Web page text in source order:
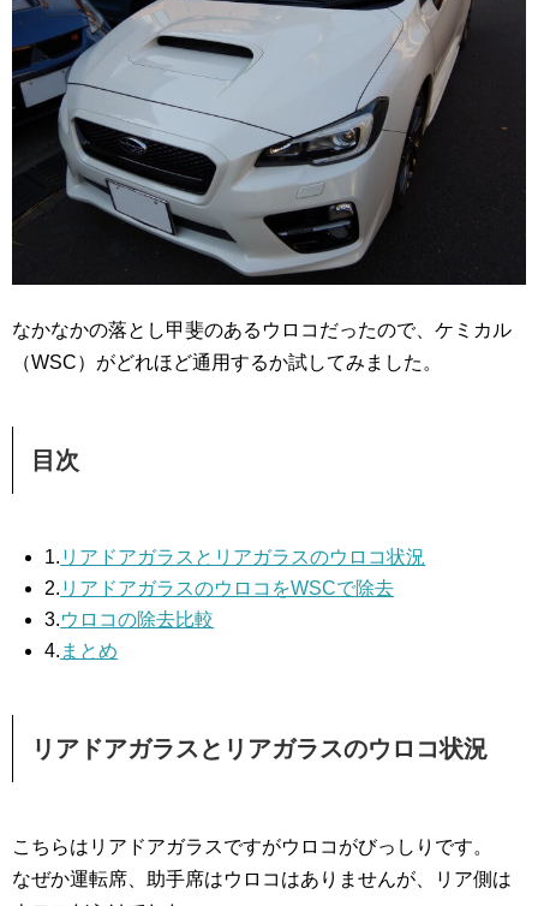
なかなかの落とし甲斐のあるウロコだったので、ケミカル
（WSC）がどれほど通用するか試してみました。
目次
1. リアドアガラスとリアガラスのウロコ状況
2. リアドアガラスのウロコをWSCで除去
3.ウロコの除去比較
4. まとめ
リアドアガラスとリアガラスのウロコ状況
こちらはリアドアガラスですがウロコがびっしりです。
なぜか運転席、助手席はウロコはありませんが、リア側は